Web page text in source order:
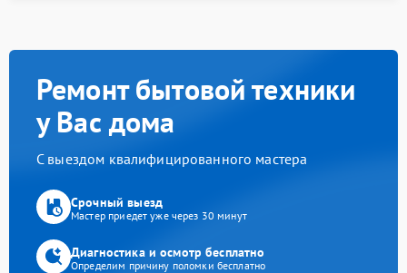
Ремонт бытовой техники
у Вас дома
С выездом квалифицированного мастера
Срочный выезд
Мастер приедет уже через 30 минут
Диагностика и осмотр бесплатно
Определим причину поломки бесплатно